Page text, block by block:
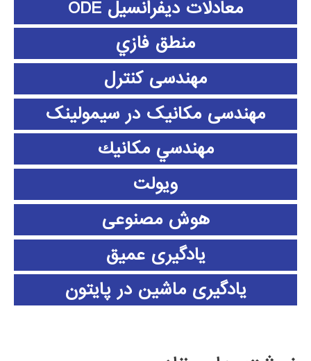
معادلات دیفرانسیل ODE
منطق فازي
مهندسی کنترل
مهندسی مکانیک در سیمولینک
مهندسي مكانيك
ویولت
هوش مصنوعی
یادگیری عمیق
یادگیری ماشین در پایتون